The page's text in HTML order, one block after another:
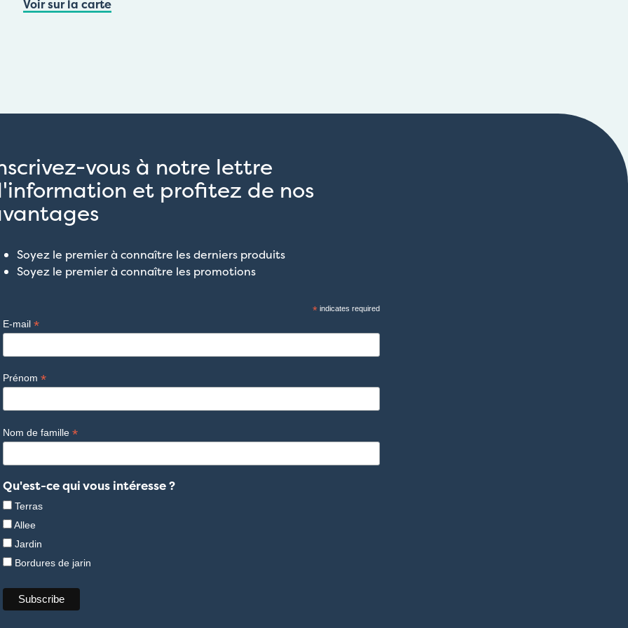
Voir sur la carte
vous à notre lettre
et profitez de nos
Soyez le premier à connaître les derniers produits
Soyez le premier à connaître les promotions
*indicates required
E-mail *
Prénom *
Nom de famille *
Qu'est-ce qui vous intéresse ?
Terras
Allee
Jardin
Bordures de jarin